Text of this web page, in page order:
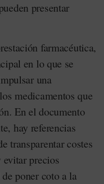
presentar
farmacéutica,
en lo que se
una
medicamentos que
En el documento
hay referencias
transparentar costes
precios
poner coto a la